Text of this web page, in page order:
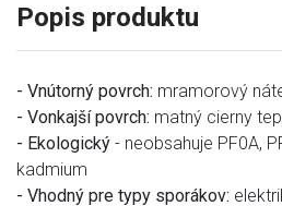
Popis produktu
- Vnútorný povrch: mramorový
- Vonkajší povrch: matný cierny
- Ekologický - neobsahuje PF0A,
kadmium
- Vhodný pre typy sporákov: